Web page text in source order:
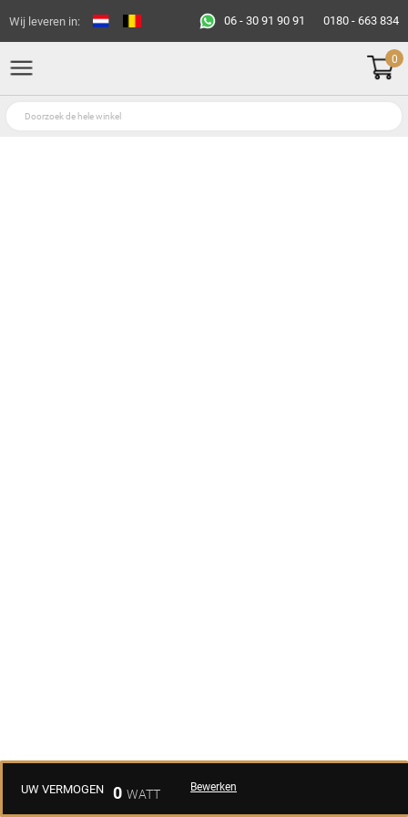
Wij leveren in: 06 - 30 91 90 91 0180 - 663 834
0
UW VERMOGEN 0 Bewerken